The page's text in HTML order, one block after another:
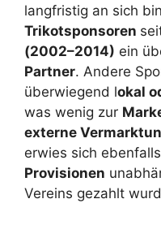
langfristig an sich
Trikotsponsoren
(2002–2014) ein
Partner. Andere
überwiegend lokal
was wenig zur
externe
erwies sich
Provisionen
Vereins gezahlt